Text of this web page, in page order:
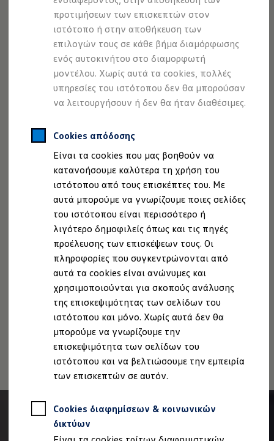
προτιμήσεων των επισκεπτών στον
ιστότοπο ή στην αποθήκευση των
επιλογών τους σε κάθε βήμα διαμόρφωσης
ενός αυτοκινήτου στο διαμορφωτή
μοντέλου. Χωρίς αυτά τα cookies, πολλές
υπηρεσίες του ιστότοπου δεν θα μπορούσαν
να λειτουργήσουν ή δεν θα ήταν διαθέσιμες.
Cookies απόδοσης
Είναι τα cookies που μας βοηθούν να
κατανοήσουμε καλύτερα τη χρήση του
ιστότοπου από τους επισκέπτες του. Με
αυτά μπορούμε να γνωρίζουμε ποιες σελίδες
του ιστότοπου είναι περισσότερο ή
λιγότερο δημοφιλείς όπως και τις πηγές
προέλευσης των επισκέψεων τους. Οι
πληροφορίες που συγκεντρώνονται από
αυτά τα cookies είναι ανώνυμες και
χρησιμοποιούνται για σκοπούς ανάλυσης
της επισκεψιμότητας των σελίδων του
ιστότοπου και μόνο. Χωρίς αυτά δεν θα
μπορούμε να γνωρίζουμε την
επισκεψιμότητα των σελίδων του
ιστότοπου και να βελτιώσουμε την εμπειρία
των επισκεπτών σε αυτόν.
Cookies διαφημίσεων & κοινωνικών
δικτύων
Μύθοι & Αλήθειες για την ηλεκτροκίνηση
Πού μπορώ να φορτίσω;
Πόσο μακριά μπορώ να φτάσω;
Πώς μπορώ να πληρώσω;
Πώς μπορώ να φορτίσω;
Η αντλία θερμότητας στα ID.
Η λειτουργία ανάκτησης ενέργειας κατά την
Το σύστημα πέδησης στα ID.
Διαθέσιμα νέα και μεταχειρισμένα αυτοκίνητα
Διαθέσιμα νέα αυτοκίνητα
Χρηματοδότηση και Leasing
Volkswagen Easy Living
Χρηματοδότηση Auto Credit
Χρηματοδότηση Classic Credit
Καινοτόμες Τεχνολογίες
Ιδιοκτήτες και υπηρεσίες After Sales
myVolkswagen
Service και γνήσια ανταλλακτικά
Επιθεώρηση & ΚΤΕΟ
Επισκευές & έλεγχοι
Λιπαντικά κινητήρα και υγρά
Τροχοί και ελαστικά
Οδική Βοήθεια
Volkswagen Service
Ανταλλακτικά Volkswagen
Γνήσια αξεσουάρ Volkswagen
Γνήσια αξεσουάρ Volkswagen ειδικά για κάθε
Εσωτερική και εξωτερική προστασία
Λύσεις μεταφοράς και αποσκευών
Ψυχαγωγία και ηλεκτρονικές συσκευές
Εξατομίκευση
Επιτοίχιος σταθμός φόρτισης και καλώδια
Συλλογές Lifestyle
Εφαρμογές Volkswagen, σύνδεση και
Σύνδεση κινητού τηλεφώνου και οχήματος
Σε περίπτωση που διαπιστώσει ξαφνική αδράνεια του
οδηγού, το προαιρετικό σύστημαEmergency Assist
προσπαθήσει να τον επαναφέρει σε εγρήγορση ξανά.
Αν δεν το καταφέρει, το σύστημα αναλαμβάνει μέρος της
διεύθυνσης του οχήματος διατηρώντας το στη λωρίδα του
και επιβραδύνοντάς το μέχρι να ακινητοποιηθεί, ώστε να
Εντός των ορίων του συστήματος.
Νομική Σημείωση Προστασία Δεδομένων
Imprint
Πολιτική cookies
Άδειες Χρήσης Τρίτων
Πληροφορίες Ασφαλείας Προϊόντων
Volkswagen AG (Στοιχεία έκδοσης και νομικά κείμενα)
Δήλωση Προσβασιμότητας
Πληροφορίες για την Προσβασιμότητα
EU Data Act
Ανάκληση Ψηφιακών υπηρεσιών